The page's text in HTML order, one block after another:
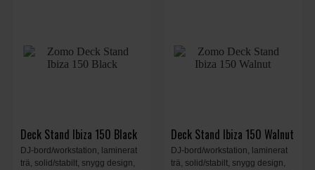
Deck Stand Ibiza 150 Black
DJ-bord/workstation, laminerat
trä, solid/stabilt, snygg design,
Deck Stand Ibiza 150 Walnut
DJ-bord/workstation, laminerat
trä, solid/stabilt, snygg design,